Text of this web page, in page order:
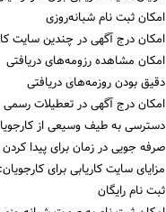
امکان ثبت نام شبانه‌روزی
امکان درج آگهی در چندین سایت
امکان مشاهده رزومه‌های دریافتی
دقیق بودن روزمه‌های دریافتی
امکان درج آگهی در تعطیلات
دسترسی به طیف وسیعی از
صرفه جویی در زمان برای پیدا
مزایای سایت کاریابی برای کارجویان:
ثبت نام رایگان